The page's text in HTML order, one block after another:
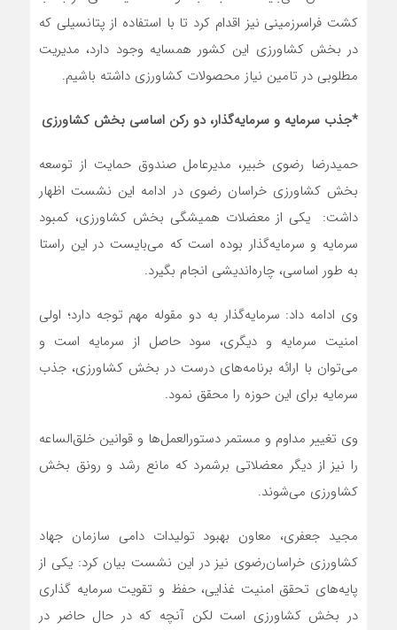
کشت فراسرزمینی نیز اقدام کرد تا با استفاده از پتانسیلی که
در بخش کشاورزی این کشور همسایه وجود دارد، مدیریت
مطلوبی در تامین نیاز محصولات کشاورزی داشته باشیم.
*جذب سرمایه و سرمایه‌گذار، دو رکن اساسی بخش کشاورزی
حمیدرضا رضوی خبیر، مدیرعامل صندوق حمایت از توسعه
بخش کشاورزی خراسان رضوی در ادامه این نشست اظهار
داشت: یکی از معضلات همیشگی بخش کشاورزی، کمبود
سرمایه و سرمایه‌گذار بوده است که می‌بایست در این راستا
به طور اساسی، چاره‌اندیشی انجام بگیرد.
وی ادامه داد: سرمایه‌گذار به دو مقوله مهم توجه دارد؛ اولی
امنیت سرمایه و دیگری، سود حاصل از سرمایه است و
می‌توان با ارائه برنامه‌های درست در بخش کشاورزی، جذب
سرمایه برای این حوزه را محقق نمود.
وی تغییر مداوم و مستمر دستورالعمل‌ها و قوانین خلق‌الساعه
را نیز از دیگر معضلاتی برشمرد که مانع رشد و رونق بخش
کشاورزی می‌شوند.
مجید جعفری، معاون بهبود تولیدات دامی سازمان جهاد
کشاورزی خراسان‌رضوی نیز در این نشست بیان کرد: یکی از
پایه‌های تحقق امنیت غذایی، حفظ و تقویت سرمایه گذاری
در بخش کشاورزی است لکن آنچه که در حال حاضر در